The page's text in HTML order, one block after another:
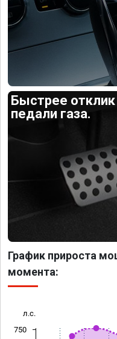
Быстрее
педали газа.
График прироста
момента:
л.с.
750